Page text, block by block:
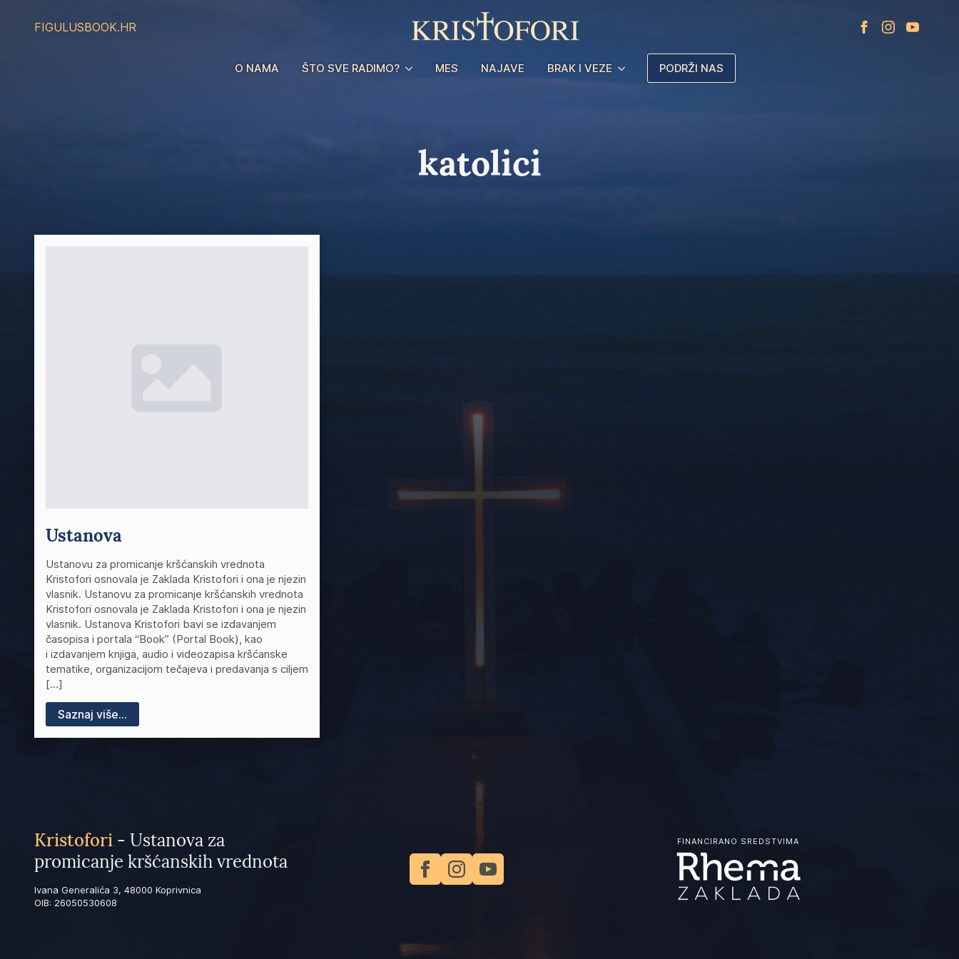
FIGULUSBOOK.HR
O NAMA ŠTO SVE RADIMO? MES NAJAVE BRAK I VEZE PODRŽI NAS
katolici
Ustanova
Ustanovu za promicanje kršćanskih vrednota
Kristofori osnovala je Zaklada Kristofori i ona je njezin
vlasnik. Ustanovu za promicanje kršćanskih vrednota
Kristofori osnovala je Zaklada Kristofori i ona je njezin
vlasnik. Ustanova Kristofori bavi se izdavanjem
časopisa i portala “Book” (Portal Book), kao
i izdavanjem knjiga, audio i videozapisa kršćanske
tematike, organizacijom tečajeva i predavanja s ciljem
[…]
Saznaj više...
Kristofori - Ustanova za
promicanje kršćanskih vrednota
Ivana Generalića 3, 48000 Koprivnica
OIB: 26050530608
FINANCIRANO SREDSTVIMA